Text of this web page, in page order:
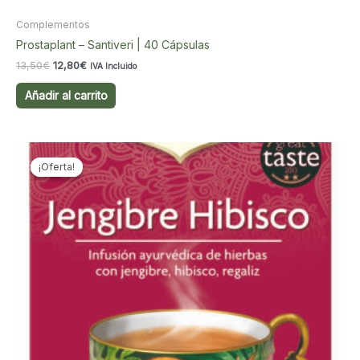
Complementos
Prostaplant – Santiveri | 40 Cápsulas
13,50€ El
original
era:
12,80€El
actual
es:
IVA Incluido
Añadir al carrito
¡Oferta!
¡Oferta!